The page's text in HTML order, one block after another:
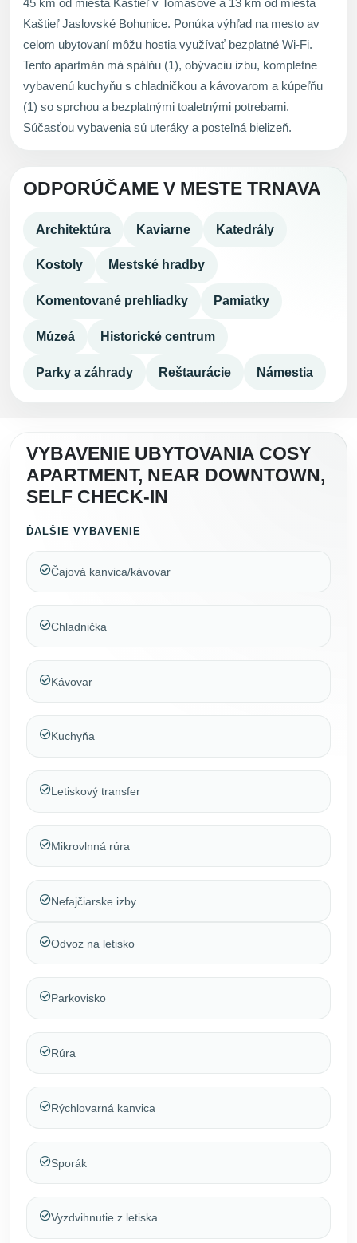
45 km od miesta Kaštieľ v Tomášove a 13 km od miesta
Kaštieľ Jaslovské Bohunice. Ponúka výhľad na mesto av
celom ubytovaní môžu hostia využívať bezplatné Wi-Fi.
Tento apartmán má spálňu (1), obývaciu izbu, kompletne
vybavenú kuchyňu s chladničkou a kávovarom a kúpeľňu
(1) so sprchou a bezplatnými toaletnými potrebami.
Súčasťou vybavenia sú uteráky a posteľná bielizeň.
ODPORÚČAME V MESTE TRNAVA
Architektúra Kaviarne Katedrály
Kostoly Mestské hradby
Komentované prehliadky Pamiatky
Múzeá Historické centrum
Parky a záhrady Reštaurácie Námestia
VYBAVENIE UBYTOVANIA COSY
APARTMENT, NEAR DOWNTOWN,
SELF CHECK-IN
ĎALŠIE VYBAVENIE
Čajová kanvica/kávovar
Chladnička
Kávovar
Kuchyňa
Letiskový transfer
Mikrovlnná rúra
Nefajčiarske izby
Odvoz na letisko
Parkovisko
Rúra
Rýchlovarná kanvica
Sporák
Vyzdvihnutie z letiska